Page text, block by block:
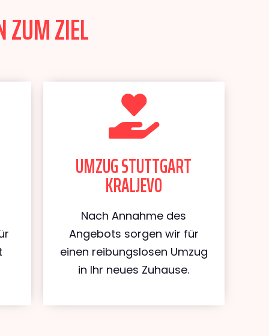
ZUM ZIEL
UMZUG STUTTGART
KRALJEVO
Nach Annahme des
Angebots sorgen wir für
einen reibungslosen Umzug
in Ihr neues Zuhause.